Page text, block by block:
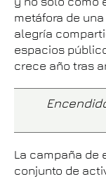
metáfora de
alegría
espacios
crece año tras
La campaña de
conjunto de